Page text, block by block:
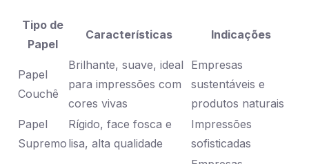
Tipo de
Papel
Características Indicações
Papel
Couchê
Brilhante, suave, ideal
para impressões com
cores vivas
Empresas
sustentáveis e
produtos naturais
Papel
Supremo
Rígido, face fosca e
lisa, alta qualidade
Impressões
sofisticadas